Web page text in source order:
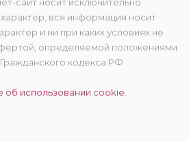
вся информация носит
и ни при каких условиях не
определяемой положениями
Гражданского кодекса РФ
об использовании cookie.